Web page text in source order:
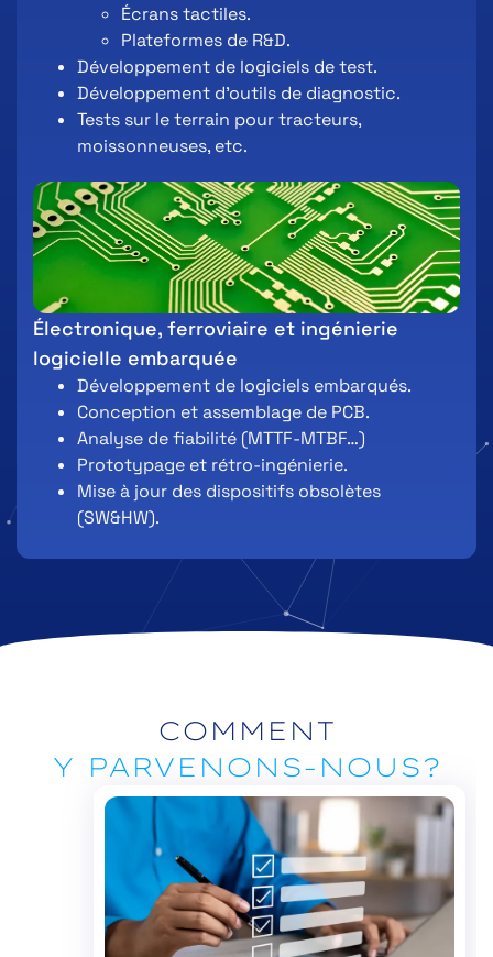
Écrans tactiles.
Plateformes de R&D.
Développement de logiciels de test.
Développement d’outils de diagnostic.
Tests sur le terrain pour tracteurs,
moissonneuses, etc.
Électronique, ferroviaire et ingénierie
logicielle embarquée
Développement de logiciels embarqués.
Conception et assemblage de PCB.
Analyse de fiabilité (MTTF-MTBF…)
Prototypage et rétro-ingénierie.
Mise à jour des dispositifs obsolètes
(SW&HW).
COMMENT
Y PARVENONS-NOUS?